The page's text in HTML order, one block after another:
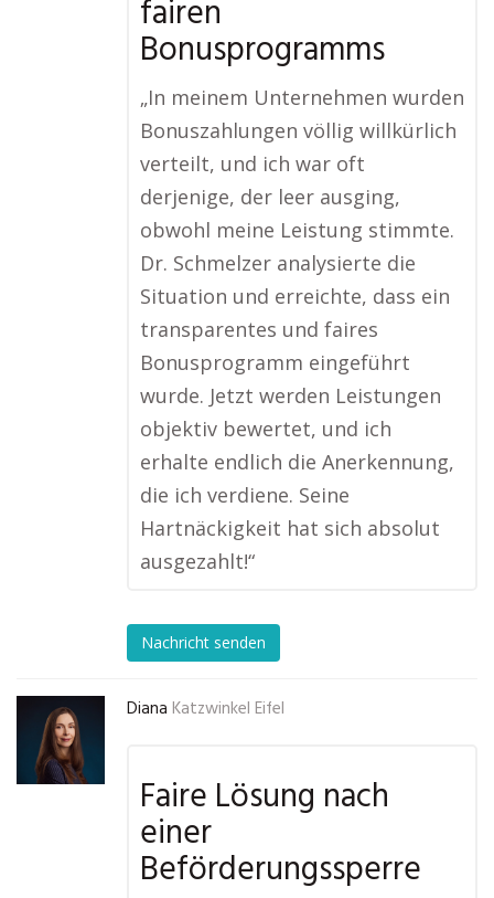
fairen
Bonusprogramms
„In meinem Unternehmen wurden
Bonuszahlungen völlig willkürlich
verteilt, und ich war oft
derjenige, der leer ausging,
obwohl meine Leistung stimmte.
Dr. Schmelzer analysierte die
Situation und erreichte, dass ein
transparentes und faires
Bonusprogramm eingeführt
wurde. Jetzt werden Leistungen
objektiv bewertet, und ich
erhalte endlich die Anerkennung,
die ich verdiene. Seine
Hartnäckigkeit hat sich absolut
ausgezahlt!“
Nachricht senden
Diana Katzwinkel Eifel
Faire Lösung nach
einer
Beförderungssperre